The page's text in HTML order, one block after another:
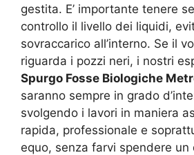
gestita. E’ importante tenere
controllo il livello dei liquidi,
sovraccarico all’interno. Se il
riguarda i pozzi neri, i nostri
Spurgo Fosse Biologiche
saranno sempre in grado
svolgendo i lavori in maniera
rapida, professionale e
equo, senza farvi spendere un